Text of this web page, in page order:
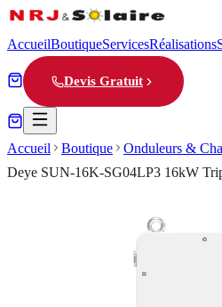
AccueilBoutiqueServicesRéalisations
Devis Gratuit
Accueil Boutique Onduleurs &
Deye SUN-16K-SG04LP3 16kW